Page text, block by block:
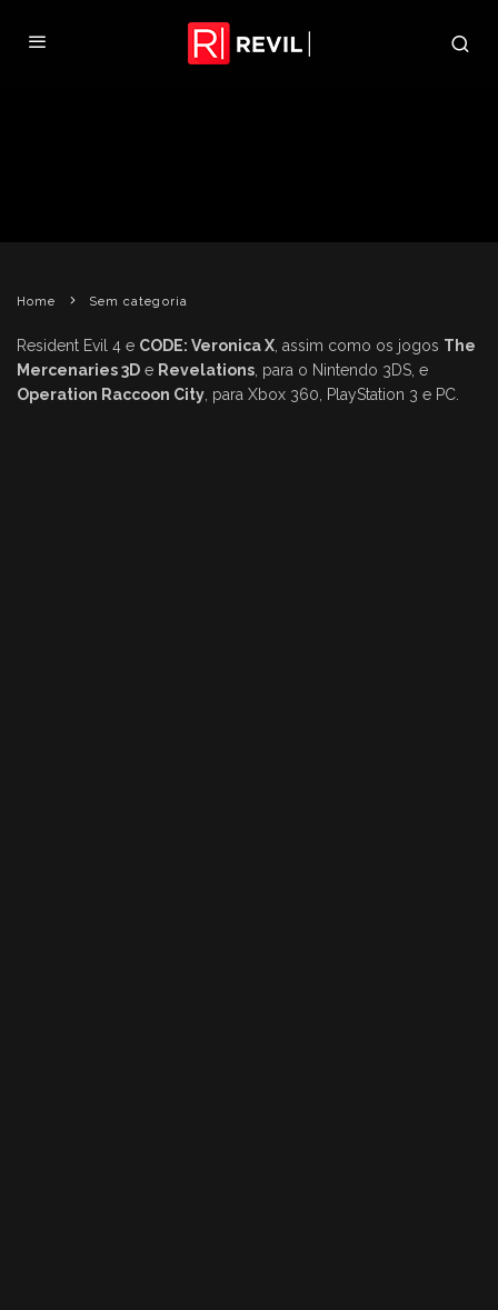
Home
Sem categoria
Resident Evil 4 e CODE: Veronica X , assim como os jogos The
Mercenaries 3D e Revelations , para o Nintendo 3DS, e
Operation Raccoon City , para Xbox 360, PlayStation 3 e PC.